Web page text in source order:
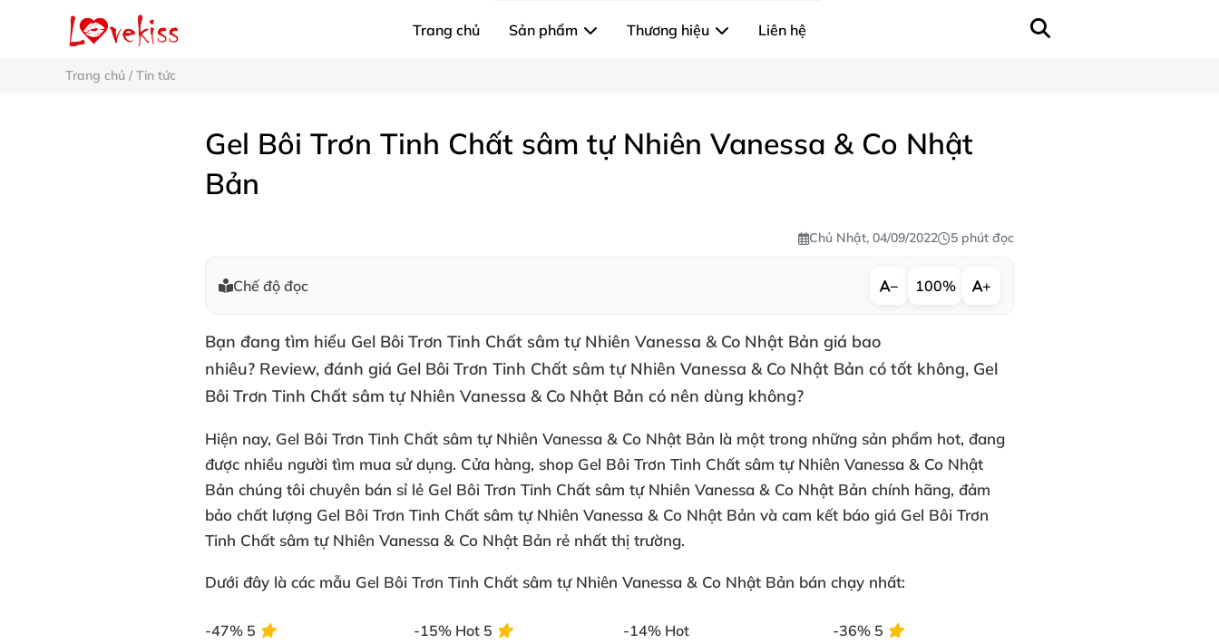
Trang chủ Sản phẩm Thương hiệu Liên hệ
Trang chủ / Tin tức
Gel Bôi Trơn Tinh Chất sâm tự Nhiên Vanessa & Co Nhật
Bản
Chủ Nhật, 04/09/2022 5 phút đọc
Chế độ đọc − 100% +
Bạn đang tìm hiểu Gel Bôi Trơn Tinh Chất sâm tự Nhiên Vanessa & Co Nhật Bản giá bao
nhiêu?Review,đánh giá Gel Bôi Trơn Tinh Chất sâm tự Nhiên Vanessa & Co Nhật Bản có tốt không,Gel
Bôi Trơn Tinh Chất sâm tự Nhiên Vanessa & Co Nhật Bản có nên dùng không?
Hiện nay, Gel Bôi Trơn Tinh Chất sâm tự Nhiên Vanessa & Co Nhật Bản là một trong nhữngsản phẩm hot, đang
được nhiều người tìm muasử dụng. Cửa hàng, shop Gel Bôi Trơn Tinh Chất sâm tự Nhiên Vanessa & Co Nhật
Bản chúng tôi chuyên bán sỉ lẻ Gel Bôi Trơn Tinh Chất sâm tự Nhiên Vanessa & Co Nhật Bản chính hãng, đảm
bảo chất lượngGel Bôi Trơn Tinh Chất sâm tự Nhiên Vanessa & Co Nhật Bản vàcam kết báo giá Gel Bôi Trơn
Tinh Chất sâm tự Nhiên Vanessa & Co Nhật Bản rẻ nhấtthị trường.
Dưới đây làcác mẫu Gel Bôi Trơn Tinh Chất sâm tự Nhiên Vanessa & Co Nhật Bản bán chạy nhất:
-47% 5 -15% Hot 5 -14% Hot -36% 5